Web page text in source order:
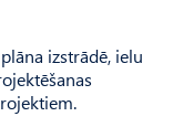
izstrādē, ielu